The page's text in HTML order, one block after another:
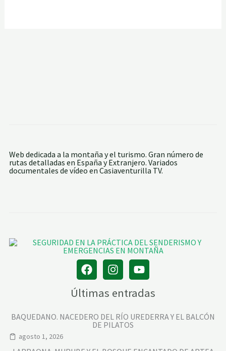
Web dedicada a la montaña y el turismo. Gran número de
rutas detalladas en España y Extranjero. Variados
documentales de vídeo en Casiaventurilla TV.
Últimas entradas
BAQUEDANO. NACEDERO DEL RÍO UREDERRA Y EL BALCÓN
DE PILATOS
agosto 1, 2026